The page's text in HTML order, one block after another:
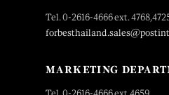
Tel. 0-2616-4666 ext.
MARKETING